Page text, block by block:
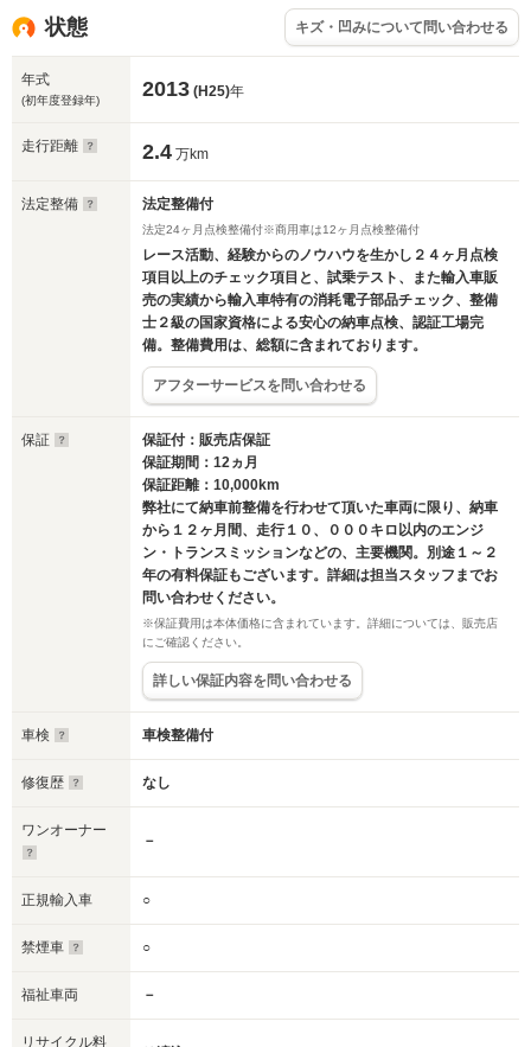
状態 キズ・凹みについて問い合わせる
年式
(初年度登録年) 2013 (H25)年
走行距離 2.4 万km
法定整備 法定整備付
法定24ヶ月点検整備付※商用車は12ヶ月点検整備付
レース活動、経験からのノウハウを生かし２４ヶ月点検
項目以上のチェック項目と、試乗テスト、また輸入車販
売の実績から輸入車特有の消耗電子部品チェック、整備
士２級の国家資格による安心の納車点検、認証工場完
備。整備費用は、総額に含まれております。
アフターサービスを問い合わせる
保証
保証付：販売店保証
保証期間：12ヵ月
保証距離：10,000km
弊社にて納車前整備を行わせて頂いた車両に限り、納車
から１２ヶ月間、走行１０、０００キロ以内のエンジ
ン・トランスミッションなどの、主要機関。別途１～２
年の有料保証もございます。詳細は担当スタッフまでお
問い合わせください。
※保証費用は本体価格に含まれています。詳細については、販売店
にご確認ください。
詳しい保証内容を問い合わせる
車検 車検整備付
修復歴 なし
ワンオーナー
－
正規輸入車 ○
禁煙車 ○
福祉車両 －
リサイクル料